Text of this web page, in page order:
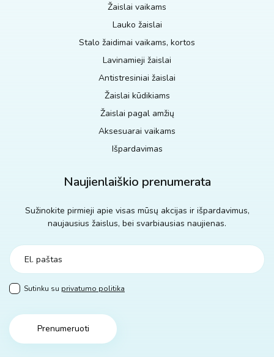
Žaislai vaikams
Lauko žaislai
Stalo žaidimai vaikams, kortos
Lavinamieji žaislai
Antistresiniai žaislai
Žaislai kūdikiams
Žaislai pagal amžių
Aksesuarai vaikams
Išpardavimas
Naujienlaiškio prenumerata
Sužinokite pirmieji apie visas mūsų akcijas ir išpardavimus,
naujausius žaislus, bei svarbiausias naujienas.
Sutinku su privatumo politika
Prenumeruoti